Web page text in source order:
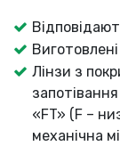
Лінзи з
«FT» (F –
механічна